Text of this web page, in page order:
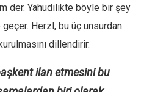
der. Yahudilikte böyle bir şey
Herzl, bu üç unsurdan
dillendirir.
ilan etmesini bu